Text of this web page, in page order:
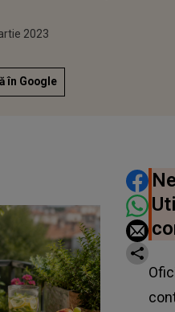
2022
2023
în Google